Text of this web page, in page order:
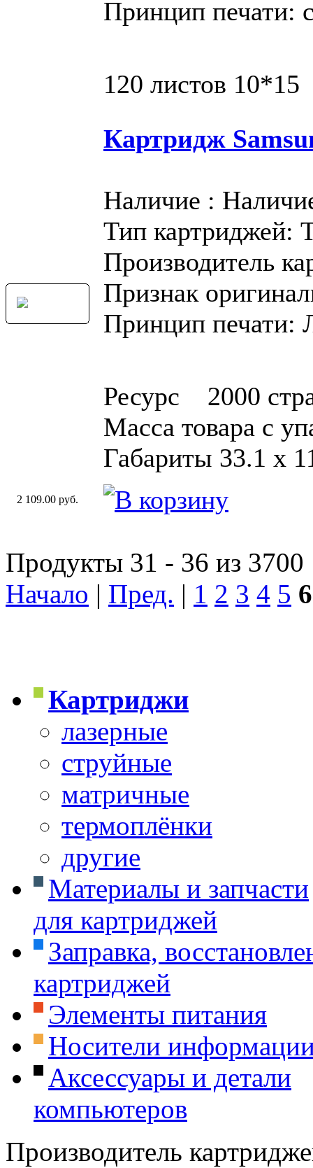
Принцип печати:
120 листов 10*15
Картридж
Наличие :
Тип картриджей:
Производитель
Признак
Принцип печати:
Ресурс 2000
Масса товара с
Габариты 33.1 х
2 109.00 руб.
Продукты 31 - 36 из 3700
Начало | Пред. | 1 2 3 4 5 6
Картриджи
лазерные
струйные
матричные
термоплёнки
другие
Материалы и запчасти
для картриджей
Заправка,
картриджей
Элементы питания
Носители
Аксессуары и детали
компьютеров
Производитель